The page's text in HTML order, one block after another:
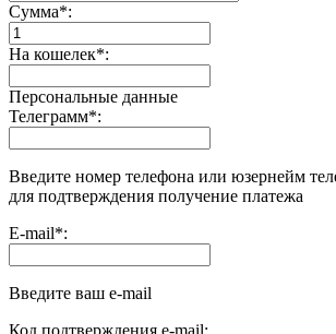
Сумма*:
На кошелек*:
Персональные данные
Телеграмм*:
Введите номер телефона или юзернейм
для подтверждения получение платежа
E-mail*:
Введите ваш e-mail
Код подтверждения e-mail: